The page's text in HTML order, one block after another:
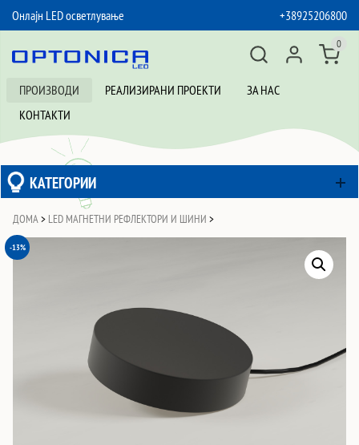
Онлајн LED осветлување
+38925206800
ПРОИЗВОДИ РЕАЛИЗИРАНИ ПРОЕКТИ
ЗА НАС
КОНТАКТИ
0
КАТЕГОРИИ
ДОМА > LED МАГНЕТНИ РЕФЛЕКТОРИ И ШИНИ >
-13%